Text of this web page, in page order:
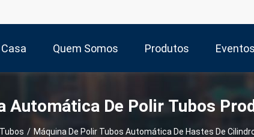
Casa Quem Somos Produtos Eventos
Automática De Polir Tubos
/ Máquina De Polir Tubos Automática De Hastes De